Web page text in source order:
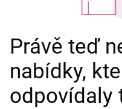
Právě teď
nabídky,
odpovídaly